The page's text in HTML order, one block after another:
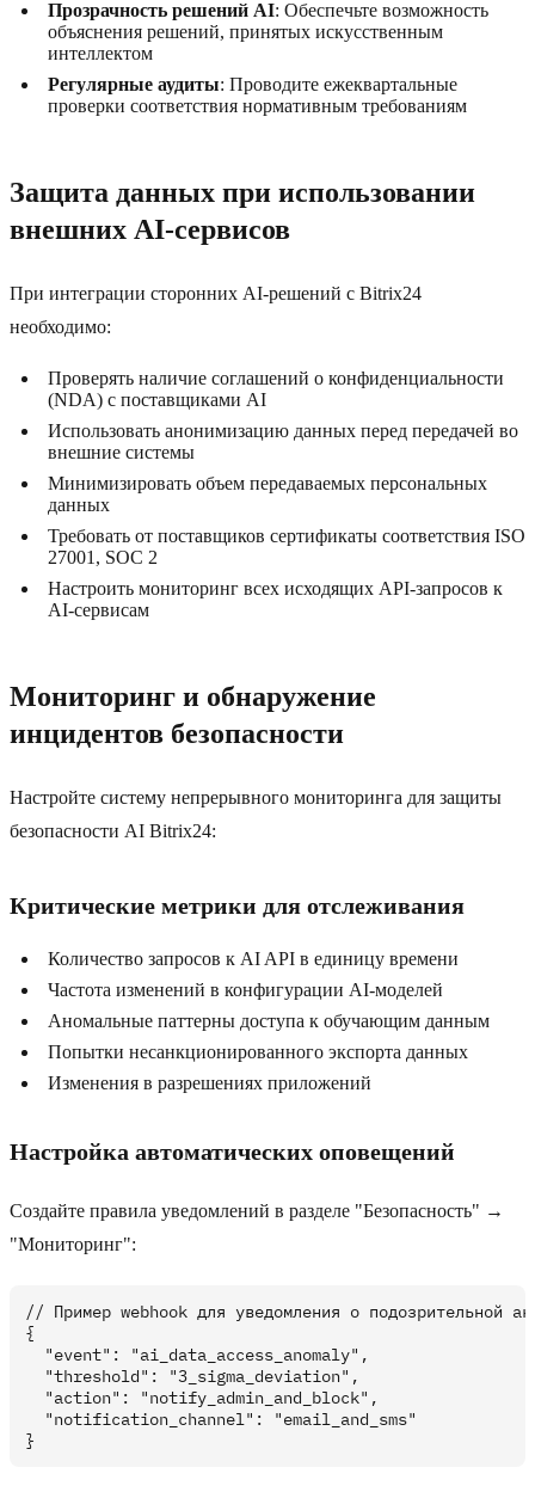
Прозрачность решений AI: Обеспечьте возможность
объяснения решений, принятых искусственным
интеллектом
Регулярные аудиты: Проводите ежеквартальные
проверки соответствия нормативным требованиям
Защита данных при использовании
внешних AI-сервисов
При интеграции сторонних AI-решений с Bitrix24
необходимо:
Проверять наличие соглашений о конфиденциальности
(NDA) с поставщиками AI
Использовать анонимизацию данных перед передачей во
внешние системы
Минимизировать объем передаваемых персональных
данных
Требовать от поставщиков сертификаты соответствия ISO
27001, SOC 2
Настроить мониторинг всех исходящих API-запросов к
AI-сервисам
Мониторинг и обнаружение
инцидентов безопасности
Настройте систему непрерывного мониторинга для защиты
безопасности AI Bitrix24:
Критические метрики для отслеживания
Количество запросов к AI API в единицу времени
Частота изменений в конфигурации AI-моделей
Аномальные паттерны доступа к обучающим данным
Попытки несанкционированного экспорта данных
Изменения в разрешениях приложений
Настройка автоматических оповещений
Создайте правила уведомлений в разделе "Безопасность" →
"Мониторинг":
// Пример webhook для уведомления о подозрительной
{
  "event": "ai_data_access_anomaly",
  "threshold": "3_sigma_deviation",
  "action": "notify_admin_and_block",
  "notification_channel": "email_and_sms"